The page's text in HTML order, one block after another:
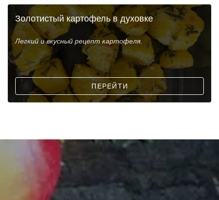
Золотистый картофель в духовке
Легкий и вкусный рецепт картофеля.
ПЕРЕЙТИ